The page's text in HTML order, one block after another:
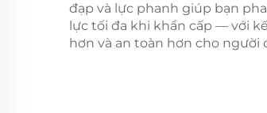
đạp và lực phanh giúp bạn
lực tối đa khi khẩn cấp — với
hơn và an toàn hơn cho